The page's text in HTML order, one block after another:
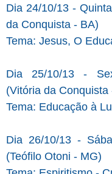
Dia 24/10/13 -
da Conquista - BA)
Tema: Jesus, O
Dia 25/10/13 -
(Vitória da Conquista
Tema: Educação à
Dia 26/10/13 -
(Teófilo Otoni - MG)